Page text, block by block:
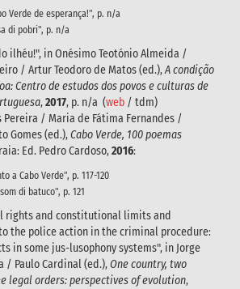
Verde de esperança!", p. n/a
di pobri", p. n/a
ilhéu!", in Onésimo Teotónio Almeida /
/ Artur Teodoro de Matos (ed.),A condição
Centro de estudos dos povos e culturas de
,2017, p. n/a (web / tdm)
Pereira / Maria de Fátima Fernandes /
Gomes (ed.),Cabo Verde, 100 poemas
Ed. Pedro Cardoso,2016:
a Cabo Verde", p. 117-120
di batuco", p. 121
rights and constitutional limits and
the police action in the criminal procedure:
in some jus-lusophony systems", in Jorge
/ Paulo Cardinal (ed.),One country, two
legal orders: perspectives of evolution,